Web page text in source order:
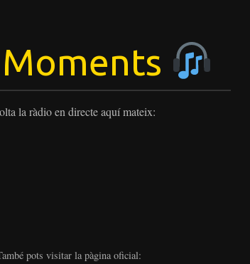
la ràdio en directe aquí mateix:
pots visitar la pàgina oficial: